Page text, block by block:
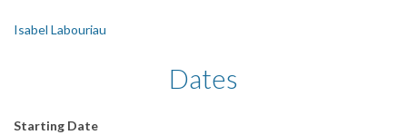
Isabel Labouriau
Dates
Starting Date